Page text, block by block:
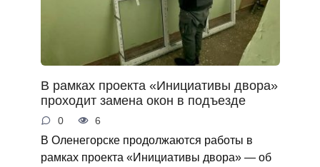
В рамках проекта «Инициативы двора»
проходит замена окон в подъезде
0 6
В Оленегорске продолжаются работы в
рамках проекта «Инициативы двора» — об